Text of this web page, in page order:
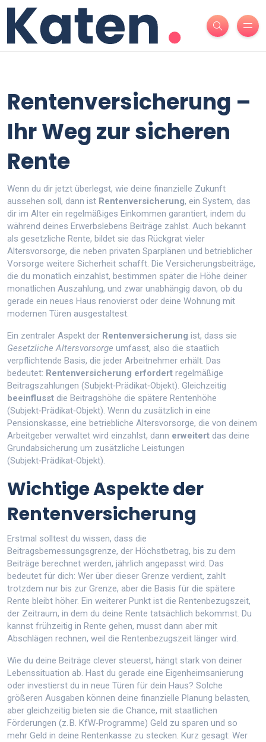
Rentenversicherung –
Ihr Weg zur sicheren
Rente
Wenn du dir jetzt überlegst, wie deine finanzielle Zukunft
aussehen soll, dann ist Rentenversicherung, ein System, das
dir im Alter ein regelmäßiges Einkommen garantiert, indem du
während deines Erwerbslebens Beiträge zahlst. Auch bekannt
als gesetzliche Rente, bildet sie das Rückgrat vieler
Altersvorsorge, die neben privaten Sparplänen und betrieblicher
Vorsorge weitere Sicherheit schafft. Die Versicherungsbeiträge,
die du monatlich einzahlst, bestimmen später die Höhe deiner
monatlichen Auszahlung, und zwar unabhängig davon, ob du
gerade ein neues Haus renovierst oder deine Wohnung mit
modernen Türen ausgestaltest.
Ein zentraler Aspekt der Rentenversicherung ist, dass sie
Gesetzliche Altersvorsorge umfasst, also die staatlich
verpflichtende Basis, die jeder Arbeitnehmer erhält. Das
bedeutet: Rentenversicherung erfordert regelmäßige
Beitragszahlungen (Subjekt‑Prädikat‑Objekt). Gleichzeitig
beeinflusst die Beitragshöhe die spätere Rentenhöhe
(Subjekt‑Prädikat‑Objekt). Wenn du zusätzlich in eine
Pensionskasse, eine betriebliche Altersvorsorge, die von deinem
Arbeitgeber verwaltet wird einzahlst, dann erweitert das deine
Grundabsicherung um zusätzliche Leistungen
(Subjekt‑Prädikat‑Objekt).
Wichtige Aspekte der
Rentenversicherung
Erstmal solltest du wissen, dass die
Beitragsbemessungsgrenze, der Höchstbetrag, bis zu dem
Beiträge berechnet werden, jährlich angepasst wird. Das
bedeutet für dich: Wer über dieser Grenze verdient, zahlt
trotzdem nur bis zur Grenze, aber die Basis für die spätere
Rente bleibt höher. Ein weiterer Punkt ist die Rentenbezugszeit,
der Zeitraum, in dem du deine Rente tatsächlich bekommst. Du
kannst frühzeitig in Rente gehen, musst dann aber mit
Abschlägen rechnen, weil die Rentenbezugszeit länger wird.
Wie du deine Beiträge clever steuerst, hängt stark von deiner
Lebenssituation ab. Hast du gerade eine Eigenheim­sanierung
oder investierst du in neue Türen für dein Haus? Solche
größeren Ausgaben können deine finanzielle Planung belasten,
aber gleichzeitig bieten sie die Chance, mit staatlichen
Förderungen (z. B. KfW‑Programme) Geld zu sparen und so
mehr Geld in deine Rentenkasse zu stecken. Kurz gesagt: Wer